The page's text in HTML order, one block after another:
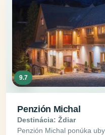
9.7
Penzión Michal
Destinácia: Ždiar
Penzión Michal ponúka